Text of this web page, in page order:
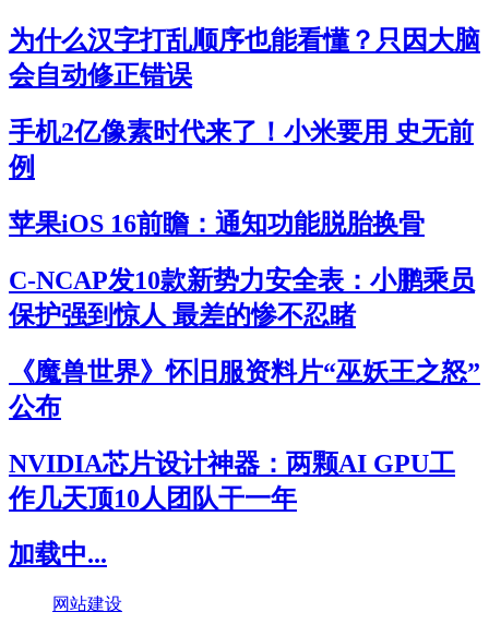
为什么汉字打乱顺序也能看懂？只因大脑
会自动修正错误
手机2亿像素时代来了！小米要用 史无前
例
苹果iOS 16前瞻：通知功能脱胎换骨
C-NCAP发10款新势力安全表：小鹏乘员
保护强到惊人 最差的惨不忍睹
《魔兽世界》怀旧服资料片“巫妖王之怒”
公布
NVIDIA芯片设计神器：两颗AI GPU工
作几天顶10人团队干一年
加载中...
网站建设